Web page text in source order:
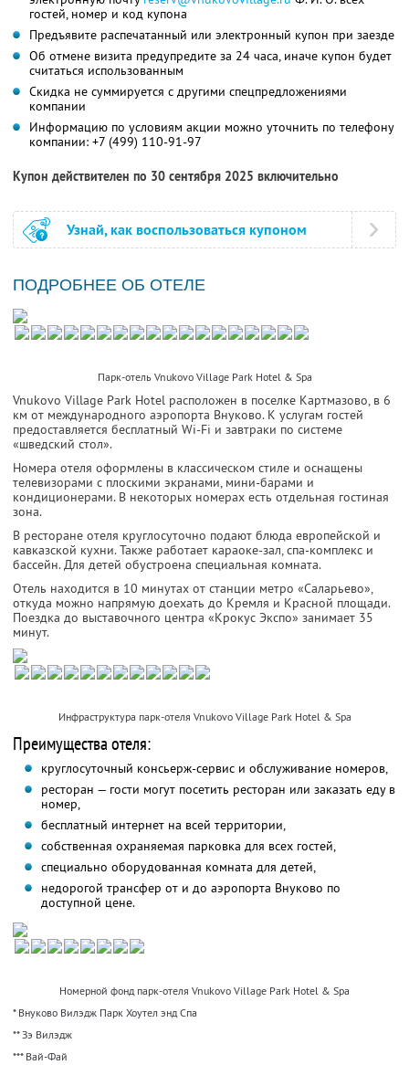
гостей, номер и код купона
Предъявите распечатанный или электронный купон при заезде
Об отмене визита предупредите за 24 часа, иначе купон будет
считаться использованным
Скидка не суммируется с другими спецпредложениями
компании
Информацию по условиям акции можно уточнить по телефону
компании: +7 (499) 110-91-97
Купон действителен по 30 сентября 2025 включительно
Узнай, как воспользоваться купоном
ПОДРОБНЕЕ ОБ ОТЕЛЕ
Парк-отель Vnukovo Village Park Hotel & Spa
Vnukovo Village Park Hotel расположен в поселке Картмазово, в 6
км от международного аэропорта Внуково. К услугам гостей
предоставляется бесплатный Wi-Fi и завтраки по системе
«шведский стол».
Номера отеля оформлены в классическом стиле и оснащены
телевизорами с плоскими экранами, мини-барами и
кондиционерами. В некоторых номерах есть отдельная гостиная
зона.
В ресторане отеля круглосуточно подают блюда европейской и
кавказской кухни. Также работает караоке-зал, спа-комплекс и
бассейн. Для детей обустроена специальная комната.
Отель находится в 10 минутах от станции метро «Саларьево»,
откуда можно напрямую доехать до Кремля и Красной площади.
Поездка до выставочного центра «Крокус Экспо» занимает 35
минут.
Инфраструктура парк-отеля Vnukovo Village Park Hotel & Spa
Преимущества отеля:
круглосуточный консьерж-сервис и обслуживание номеров,
ресторан — гости могут посетить ресторан или заказать еду в
номер,
бесплатный интернет на всей территории,
собственная охраняемая парковка для всех гостей,
специально оборудованная комната для детей,
недорогой трансфер от и до аэропорта Внуково по
доступной цене.
Номерной фонд парк-отеля Vnukovo Village Park Hotel & Spa
* Внуково Вилэдж Парк Хоутел энд Спа
** Зэ Вилэдж
*** Вай-Фай